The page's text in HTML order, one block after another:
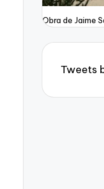
Obra de Jaime
Tweets